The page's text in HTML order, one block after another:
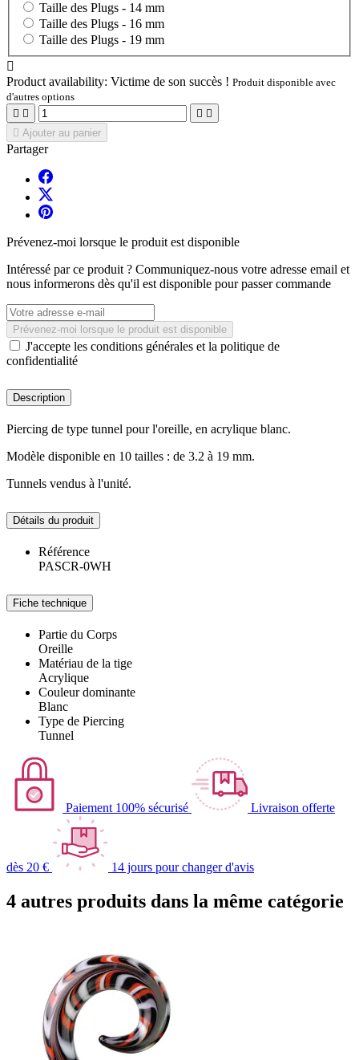
Taille des Plugs - 14 mm
Taille des Plugs - 16 mm
Taille des Plugs - 19 mm

Product availability: Victime de son succès ! Produit disponible avec
d'autres options
   
 Ajouter au panier
Partager
Prévenez-moi lorsque le produit est disponible
Intéressé par ce produit ? Communiquez-nous votre adresse email et
nous informerons dès qu'il est disponible pour passer commande
Prévenez-moi lorsque le produit est disponible
J'accepte les conditions générales et la politique de
confidentialité
Description
Piercing de type tunnel pour l'oreille, en acrylique blanc.
Modèle disponible en 10 tailles : de 3.2 à 19 mm.
Tunnels vendus à l'unité.
Détails du produit
Référence
PASCR-0WH
Fiche technique
Partie du Corps
Oreille
Matériau de la tige
Acrylique
Couleur dominante
Blanc
Type de Piercing
Tunnel
Paiement 100% sécurisé Livraison offerte
dès 20 € 14 jours pour changer d'avis
4 autres produits dans la même catégorie